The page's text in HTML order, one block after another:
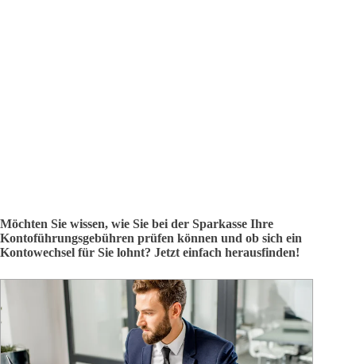
Möchten Sie wissen, wie Sie bei der Sparkasse Ihre
Kontoführungsgebühren prüfen können und ob sich ein
Kontowechsel für Sie lohnt? Jetzt einfach herausfinden!